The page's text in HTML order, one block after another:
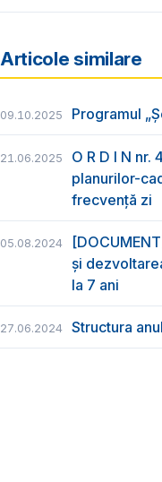
Articole similare
09.10.2025 Programul
21.06.2025
O R D I N
planurilor-
frecvență zi
05.08.2024
și
la 7 ani
27.06.2024 Structura